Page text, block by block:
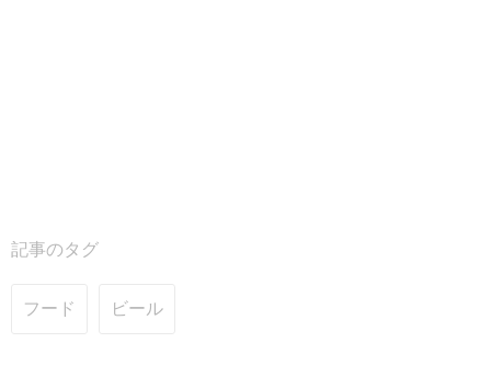
記事のタグ
フード ビール